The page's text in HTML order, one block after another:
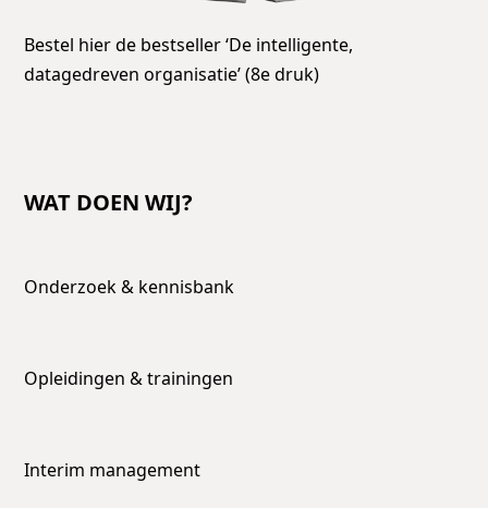
Bestel hier de bestseller ‘De intelligente,
datagedreven organisatie’ (8e druk)
WAT DOEN WIJ?
Onderzoek & kennisbank
Opleidingen & trainingen
Interim management